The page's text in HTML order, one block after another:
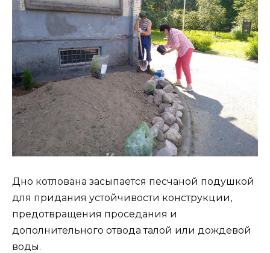
Дно котлована засыпается песчаной подушкой
для придания устойчивости конструкции,
предотвращения проседания и
дополнительного отвода талой или дождевой
воды.